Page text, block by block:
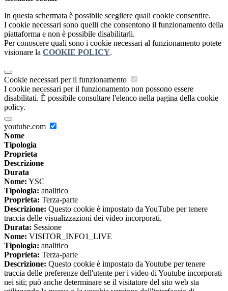
In questa schermata è possibile scegliere quali cookie consentire.
I cookie necessari sono quelli che consentono il funzionamento della
piattaforma e non è possibile disabilitarli.
Per conoscere quali sono i cookie necessari al funzionamento potete
visionare la COOKIE POLICY.
Cookie necessari per il funzionamento
I cookie necessari per il funzionamento non possono essere
disabilitati. È possibile consultare l'elenco nella pagina della cookie
policy.
youtube.com
Nome
Tipologia
Proprieta
Descrizione
Durata
Nome: YSC
Tipologia: analitico
Proprieta: Terza-parte
Descrizione: Questo cookie è impostato da YouTube per tenere
traccia delle visualizzazioni dei video incorporati.
Durata: Sessione
Nome: VISITOR_INFO1_LIVE
Tipologia: analitico
Proprieta: Terza-parte
Descrizione: Questo cookie è impostato da Youtube per tenere
traccia delle preferenze dell'utente per i video di Youtube incorporati
nei siti; può anche determinare se il visitatore del sito web sta